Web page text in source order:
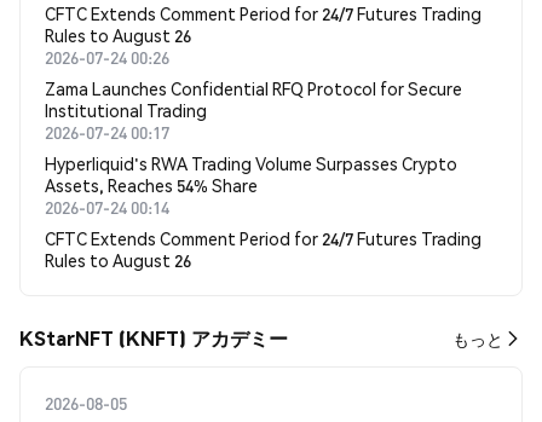
CFTC Extends Comment Period for 24/7 Futures Trading
Rules to August 26
2026-07-24 00:26
Zama Launches Confidential RFQ Protocol for Secure
Institutional Trading
2026-07-24 00:17
Hyperliquid's RWA Trading Volume Surpasses Crypto
Assets, Reaches 54% Share
2026-07-24 00:14
CFTC Extends Comment Period for 24/7 Futures Trading
Rules to August 26
KStarNFT (KNFT) アカデミー もっと
2026-08-05